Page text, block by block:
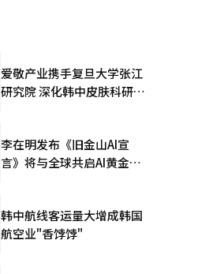
爱敬产业携手复旦大学张江
研究院 深化韩中皮肤科研合
李在明发布《旧金山AI宣
言》将与全球共启AI黄金时
韩中航线客运量大增成韩国
航空业"香饽饽"